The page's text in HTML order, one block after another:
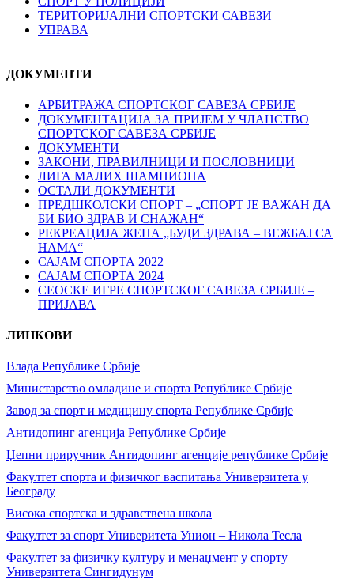
ТЕРИТОРИЈАЛНИ СПОРТСКИ САВЕЗИ
УПРАВА
ДОКУМЕНТИ
АРБИТРАЖА СПОРТСКОГ САВЕЗА СРБИЈЕ
ДОКУМЕНТАЦИЈА ЗА ПРИЈЕМ У ЧЛАНСТВО
СПОРТСКОГ САВЕЗА СРБИЈЕ
ДОКУМЕНТИ
ЗАКОНИ, ПРАВИЛНИЦИ И ПОСЛОВНИЦИ
ЛИГА МАЛИХ ШАМПИОНА
ОСТАЛИ ДОКУМЕНТИ
ПРЕДШКОЛСКИ СПОРТ – „СПОРТ ЈЕ ВАЖАН ДА
БИ БИО ЗДРАВ И СНАЖАН“
РЕКРЕАЦИЈА ЖЕНА „БУДИ ЗДРАВА – ВЕЖБАЈ СА
НАМА“
САЈАМ СПОРТА 2022
САЈАМ СПОРТА 2024
СЕОСКЕ ИГРЕ СПОРТСКОГ САВЕЗА СРБИЈЕ –
ПРИЈАВА
ЛИНКОВИ
Влада Републике Србије
Министарство омладине и спорта Републике Србије
Завод за спорт и медицину спорта Републике Србије
Антидопинг агенција Републике Србије
Џепни приручник Антидопинг агенције републике Србије
Факултет спорта и физичког васпитања Универзитета у
Београду
Висока спортска и здравствена школа
Факултет за спорт Универитета Унион – Никола Тесла
Факултет за физичку културу и менаџмент у спорту
Универзитета Сингидунум